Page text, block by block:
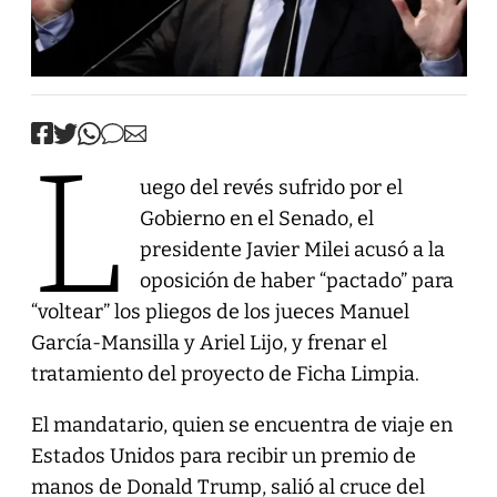
L
uego del revés sufrido por el
Gobierno en el Senado, el
presidente Javier Milei acusó a la
oposición de haber “pactado” para
“voltear” los pliegos de los jueces Manuel
García-Mansilla y Ariel Lijo, y frenar el
tratamiento del proyecto de Ficha Limpia.
El mandatario, quien se encuentra de viaje en
Estados Unidos para recibir un premio de
manos de Donald Trump, salió al cruce del